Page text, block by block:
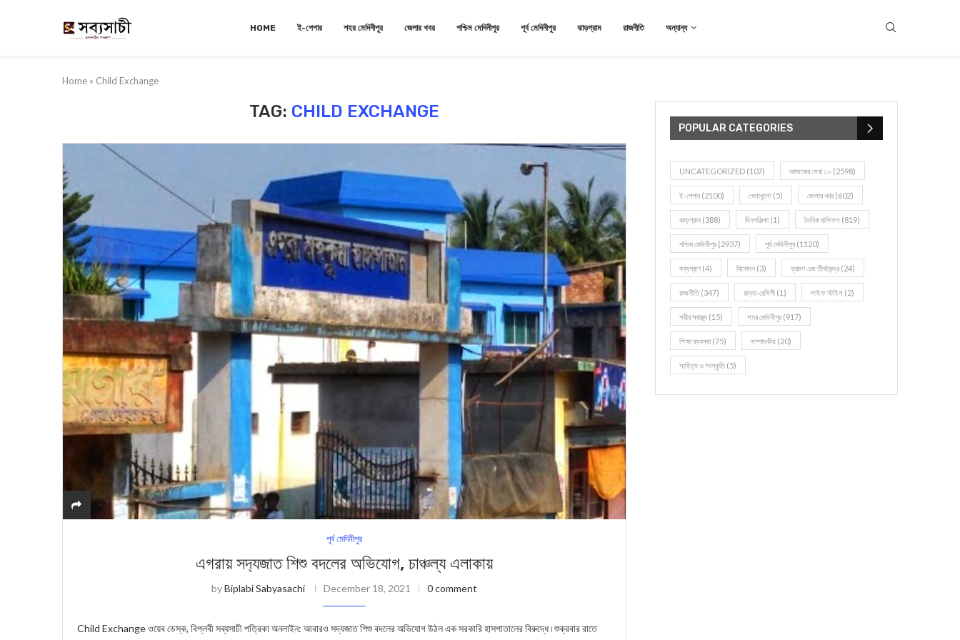
HOME ই-পেপার শহর মেদিনীপুর জেলার খবর পশ্চিম মেদিনীপুর পূর্ব মেদিনীপুর ঝাড়গ্রাম রাজনীতি অন্যান্য
Home » Child Exchange
TAG: CHILD EXCHANGE
পূর্ব মেদিনীপুর
এগরায় সদ‍্যজাত শিশু বদলের অভিযোগ, চাঞ্চল্য এলাকায়
byBiplabi Sabyasachi December 18, 2021 0 comment
Child Exchange ওয়েব ডেস্ক, বিপ্লবী সব্যসাচী পত্রিকা অনলাইন: আবারও সদ্যজাত শিশু বদলের অভিযোগ উঠল এক সরকারি হাসপাতালের বিরুদ্ধে ৷ শুক্রবার রাতে
POPULAR CATEGORIES
UNCATEGORIZED (107) আজকের সেরা ১০ (2598)
ই-পেপার (2100) খেলাধূলো (5) জেলার খবর (602)
ঝাড়গ্রাম (388) দিনপঞ্জিকা (1) দৈনিক রাশিফল (819)
পশ্চিম মেদিনীপুর (2937) পূর্ব মেদিনীপুর (1120)
বন্যপ্রাণ (4) বিনোদন (3) ভ্রমণ এবং তীর্থকেন্দ্র (24)
রাজনীতি(347) রান্না-রেসিপী (1) লাইফ স্টাইল (2)
শরীর স্বাস্থ্য (15) শহর মেদিনীপুর (917)
শিক্ষা ব্যবস্থা (75) সম্পাদকীয় (20)
সাহিত্য ও সংস্কৃতি(5)